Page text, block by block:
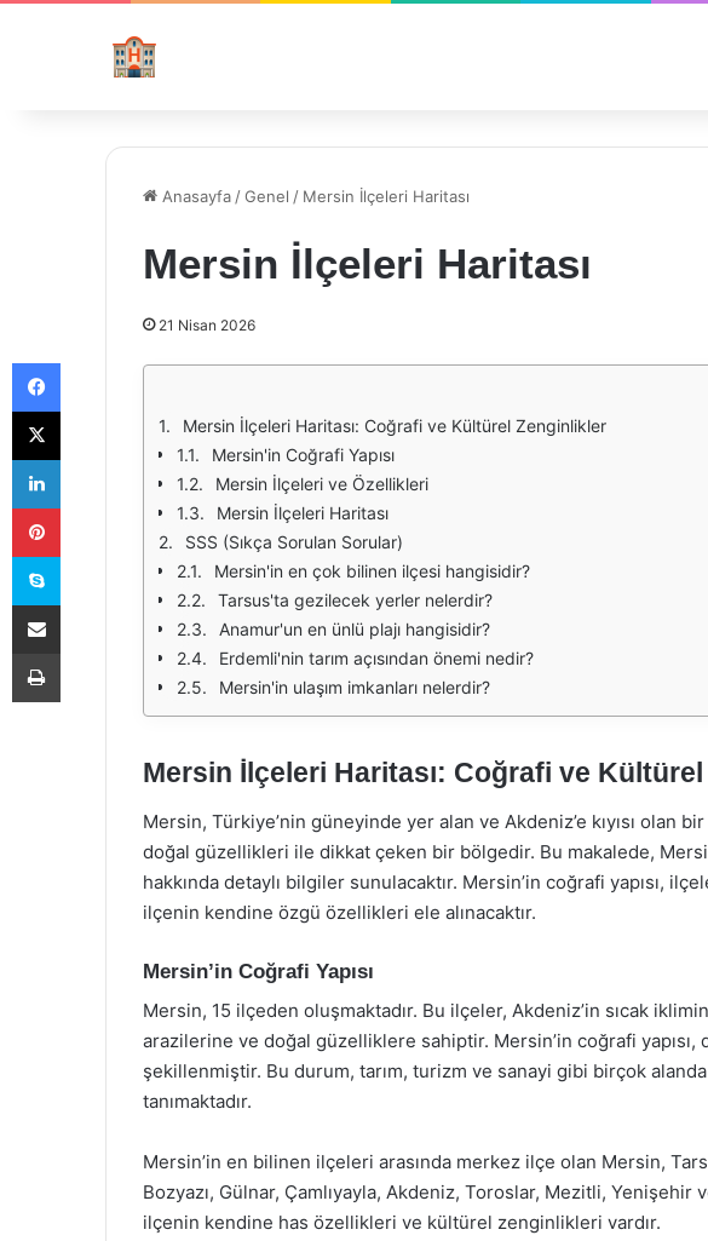
Anasayfa /Genel / Mersin İlçeleri Haritası
Mersin İlçeleri Haritası
21 Nisan 2026
Mersin İlçeleri Haritası: Coğrafi ve Kültürel Zenginlikler
Mersin'in Coğrafi Yapısı
Mersin İlçeleri ve Özellikleri
Mersin İlçeleri Haritası
SSS (Sıkça Sorulan Sorular)
Mersin'in en çok bilinen ilçesi hangisidir?
Tarsus'ta gezilecek yerler nelerdir?
Anamur'un en ünlü plajı hangisidir?
Erdemli'nin tarım açısından önemi nedir?
Mersin'in ulaşım imkanları nelerdir?
Mersin İlçeleri Haritası: Coğrafi ve
Mersin, Türkiye’nin güneyinde yer alan ve Akdeniz’e kıyısı olan
doğal güzellikleri ile dikkat çeken bir bölgedir. Bu makalede,
hakkında detaylı bilgiler sunulacaktır. Mersin’in coğrafi yapısı,
ilçenin kendine özgü özellikleri ele alınacaktır.
Mersin’in Coğrafi Yapısı
Mersin, 15 ilçeden oluşmaktadır. Bu ilçeler, Akdeniz’in sıcak
arazilerine ve doğal güzelliklere sahiptir. Mersin’in coğrafi yapısı,
şekillenmiştir. Bu durum, tarım, turizm ve sanayi gibi birçok
tanımaktadır.
Mersin’in en bilinen ilçeleri arasında merkez ilçe olan Mersin,
Bozyazı, Gülnar, Çamlıyayla, Akdeniz, Toroslar, Mezitli,
ilçenin kendine has özellikleri ve kültürel zenginlikleri vardır.
Facebook
X
LinkedIn
Pinterest
Skype
E-Posta ile paylaş